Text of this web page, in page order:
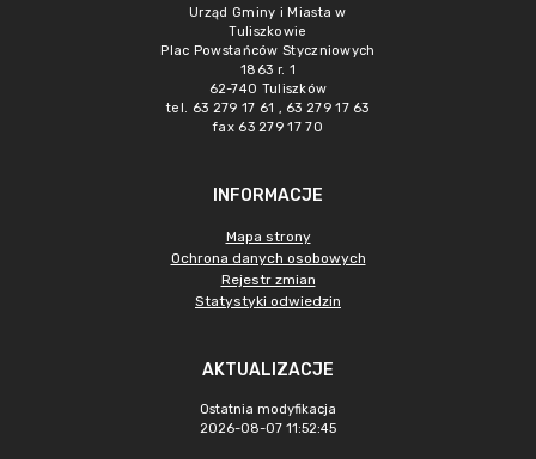
Urząd Gminy i Miasta w
Tuliszkowie
Plac Powstańców Styczniowych
1863 r. 1
62-740 Tuliszków
tel. 63 279 17 61 , 63 279 17 63
fax 63 279 17 70
INFORMACJE
Mapa strony
Ochrona danych osobowych
Rejestr zmian
Statystyki odwiedzin
AKTUALIZACJE
Ostatnia modyfikacja
2026-08-07 11:52:45